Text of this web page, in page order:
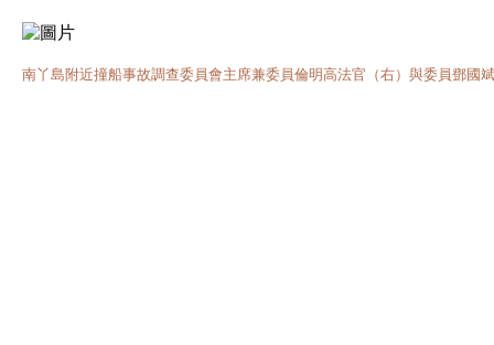
南丫島附近撞船事故調查委員會主席兼委員倫明高法官（右）與委員鄧國斌